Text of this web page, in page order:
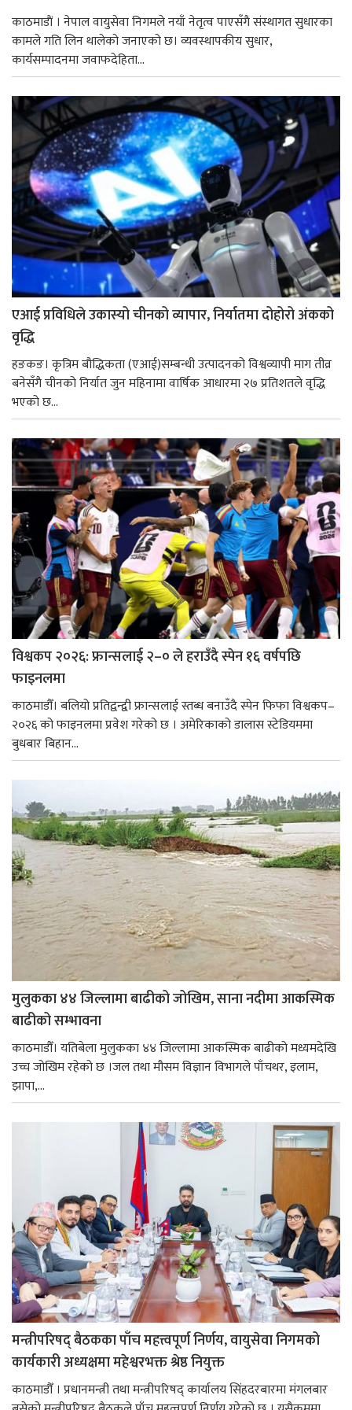
काठमाडाैं । नेपाल वायुसेवा निगमले नयाँ नेतृत्व पाएसँगै संस्थागत सुधारका
कामले गति लिन थालेको जनाएको छ। व्यवस्थापकीय सुधार,
कार्यसम्पादनमा जवाफदेहिता...
एआई प्रविधिले उकास्यो चीनको व्यापार, निर्यातमा दोहोरो अंकको
वृद्धि
हङकङ। कृत्रिम बौद्धिकता (एआई)सम्बन्धी उत्पादनको विश्वव्यापी माग तीव्र
बनेसँगै चीनको निर्यात जुन महिनामा वार्षिक आधारमा २७ प्रतिशतले वृद्धि
भएको छ...
विश्वकप २०२६: फ्रान्सलाई २–० ले हराउँदै स्पेन १६ वर्षपछि
फाइनलमा
काठमाडौँ। बलियो प्रतिद्वन्द्वी फ्रान्सलाई स्तब्ध बनाउँदै स्पेन फिफा विश्वकप–
२०२६ को फाइनलमा प्रवेश गरेको छ । अमेरिकाको डालास स्टेडियममा
बुधबार बिहान...
मुलुकका ४४ जिल्लामा बाढीको जोखिम, साना नदीमा आकस्मिक
बाढीको सम्भावना
काठमाडौँ। यतिबेला मुलुकका ४४ जिल्लामा आकस्मिक बाढीको मध्यमदेखि
उच्च जोखिम रहेको छ ।जल तथा मौसम विज्ञान विभागले पाँचथर, इलाम,
झापा,...
मन्त्रीपरिषद् बैठकका पाँच महत्त्वपूर्ण निर्णय, वायुसेवा निगमको
कार्यकारी अध्यक्षमा महेश्वरभक्त श्रेष्ठ नियुक्त
काठमाडौँ । प्रधानमन्त्री तथा मन्त्रीपरिषद् कार्यालय सिंहदरबारमा मंगलबार